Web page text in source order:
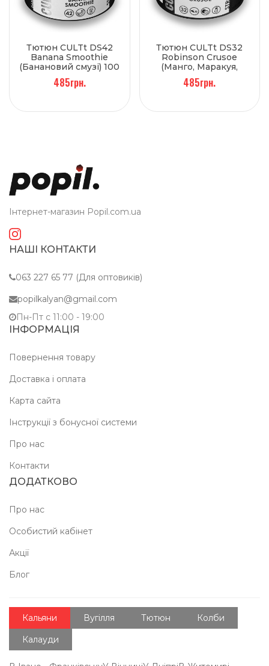
Тютюн CULTt DS42
Banana Smoothie
(Банановий смузі) 100
г
485грн.
Тютюн CULTt DS32
Robinson Crusoe
(Манго, Маракуя,
Ананас) 100 г
485грн.
Інтернет-магазин Popil.com.ua
НАШІ КОНТАКТИ
063 227 65 77 (Для оптовиків)
popilkalyan@gmail.com
Пн-Пт c 11:00 - 19:00
ІНФОРМАЦІЯ
Повернення товару
Доставка і оплата
Карта сайта
Інструкції з бонусної системи
Про нас
Контакти
ДОДАТКОВО
Про нас
Особистий кабінет
Акції
Блог
Кальяни Вугілля Тютюн
Колби
Калауди